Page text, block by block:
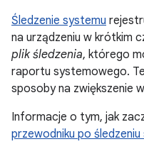
Śledzenie systemu
na urządzeniu w krótkim
plik śledzenia, którego
raportu systemowego.
sposoby na zwiększenie
Informacje o tym, jak
przewodniku po